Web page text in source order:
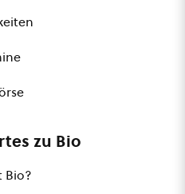
zu Bio
Bio?